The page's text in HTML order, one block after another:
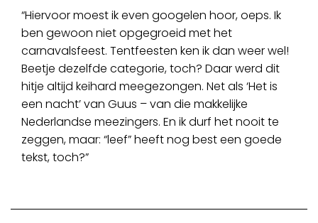
“Hiervoor moest ik even googelen hoor, oeps. Ik
ben gewoon niet opgegroeid met het
carnavalsfeest. Tentfeesten ken ik dan weer wel!
Beetje dezelfde categorie, toch? Daar werd dit
hitje altijd keihard meegezongen. Net als ‘Het is
een nacht’ van Guus – van die makkelijke
Nederlandse meezingers. En ik durf het nooit te
zeggen, maar: “leef” heeft nog best een goede
tekst, toch?”